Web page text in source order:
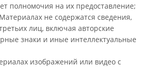
полномочия на их предоставление;
не содержатся сведения,
лиц, включая авторские
знаки и иные интеллектуальные
изображений или видео с